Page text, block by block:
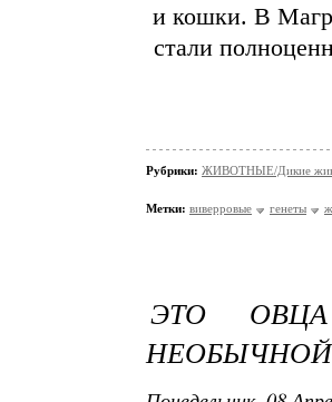
и кошки. В
стали
Рубрики: ЖИВОТНЫЕ/Дикие
Метки: виверровые генеты
ЭТО
НЕОБЫЧНОЙ